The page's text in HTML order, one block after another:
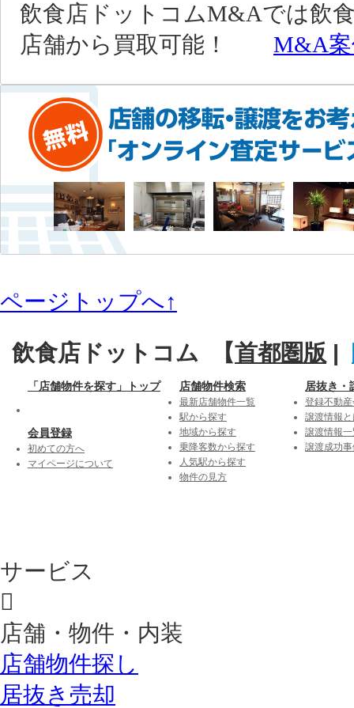
飲食店ドットコムM&Aでは飲
店舗から買取可能！ M&A
ページトップへ↑
飲食店ドットコム 【首都圏版 |
「店舗物件を探す」トップ
会員登録
初めての方へ
マイページについて
店舗物件検索
最新店舗物件一覧
駅から探す
地域から探す
乗降客数から探す
人気駅から探す
物件の見方
居抜き・
登録不動
譲渡情報
譲渡情報
譲渡成功
サービス
店舗・物件・内装
店舗物件探し
居抜き売却